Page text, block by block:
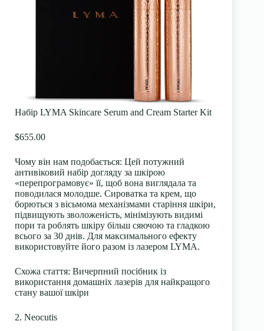
Набір LYMA Skincare Serum and Cream Starter Kit
$655.00
Чому він нам подобається: Цей потужний
антивіковий набір догляду за шкірою
«перепрограмовує» її, щоб вона виглядала та
поводилася молодше. Сироватка та крем, що
борються з вісьмома механізмами старіння шкіри,
підвищують зволоженість, мінімізують видимі
пори та роблять шкіру більш сяючою та гладкою
всього за 30 днів. Для максимального ефекту
використовуйте його разом із лазером LYMA.
Схожа стаття: Вичерпний посібник із
використання домашніх лазерів для найкращого
стану вашої шкіри
2. Neocutis